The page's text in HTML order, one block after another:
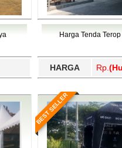
Trenggalek, Tual,
Yalimo,
Temanggung, Ternate,
Trenggalek, Tual,
Yalimo,
Harga Tenda
HARGA Rp.
BEST SELLER